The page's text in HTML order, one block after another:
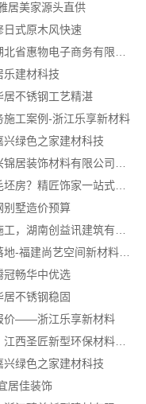
居美家源头直供
日式原木风快速
乐建材科技
不锈钢工艺精湛
工案例-浙江乐享新材料
绿色之家建材科技
广州本地家装装修哪家专业毛坯房？精匠饰家一站式服务
别墅造价预算
新房家庭装修上门量房整体落地-福建尚艺空间新材料科技有限公司
冠畅华中优选
不锈钢稳固
价——浙江乐享新材料
本地好用室内装修费用预算：江西圣匠新型环保材料有限公司
绿色之家建材科技
居佳装饰